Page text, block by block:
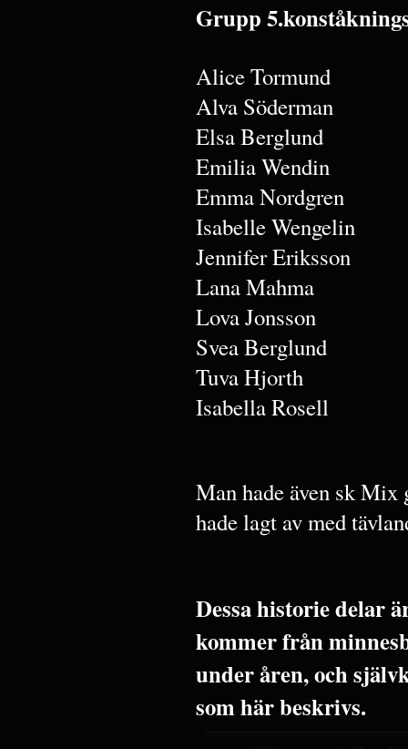
Grupp
Alice Tormund
Alva Söderman
Elsa Berglund
Emilia Wendin
Emma Nordgren
Isabelle Wengelin
Jennifer Eriksson
Lana Mahma
Lova Jonsson
Svea Berglund
Tuva Hjorth
Isabella Rosell
Man hade även sk Mix
hade lagt av med
Dessa historie delar
kommer från
under åren, och
som här beskrivs.